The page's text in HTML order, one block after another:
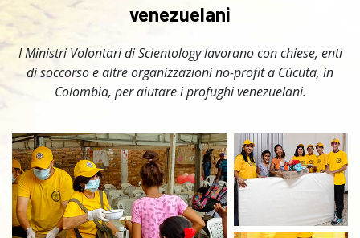
venezuelani
I Ministri Volontari di Scientology lavorano con chiese, enti
di soccorso e altre organizzazioni no-profit a Cúcuta, in
Colombia, per aiutare i profughi venezuelani.